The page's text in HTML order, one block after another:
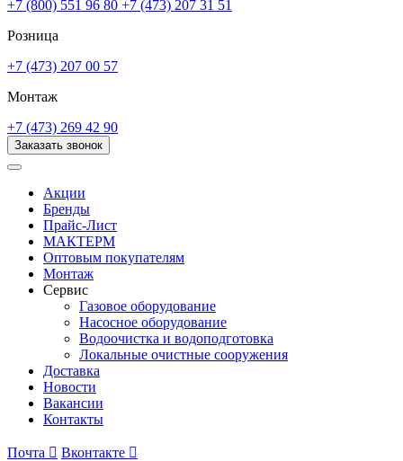
+7 (800) 551 96 80 +7 (473) 207 31 51
Розница
+7 (473) 207 00 57
Монтаж
+7 (473) 269 42 90
Заказать звонок
Акции
Бренды
Прайс-Лист
МАКТЕРМ
Оптовым покупателям
Монтаж
Сервис
Газовое оборудование
Насосное оборудование
Водоочистка и водоподготовка
Локальные очистные сооружения
Доставка
Новости
Вакансии
Контакты
Почта  Вконтакте 